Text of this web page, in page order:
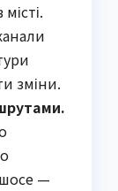
зміни.
—